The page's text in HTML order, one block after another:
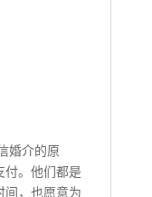
婚介的原
付。他们都是
间，也愿意为